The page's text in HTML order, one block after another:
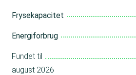
Frysekapacitet
Energiforbrug
Fundet til
august 2026